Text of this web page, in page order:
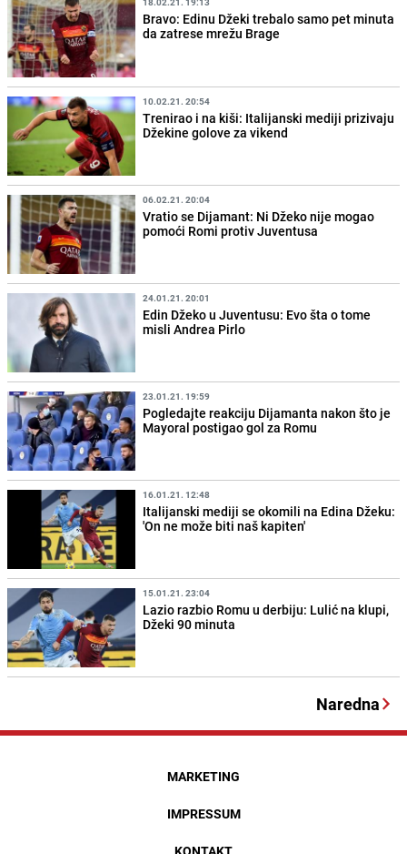
Bravo: Edinu Džeki trebalo samo pet minuta
da zatrese mrežu Brage
10.02.21. 20:54
Trenirao i na kiši: Italijanski mediji prizivaju
Džekine golove za vikend
06.02.21. 20:04
Vratio se Dijamant: Ni Džeko nije mogao
pomoći Romi protiv Juventusa
24.01.21. 20:01
Edin Džeko u Juventusu: Evo šta o tome
misli Andrea Pirlo
23.01.21. 19:59
Pogledajte reakciju Dijamanta nakon što je
Mayoral postigao gol za Romu
16.01.21. 12:48
Italijanski mediji se okomili na Edina Džeku:
'On ne može biti naš kapiten'
15.01.21. 23:04
Lazio razbio Romu u derbiju: Lulić na klupi,
Džeki 90 minuta
Naredna
MARKETING
IMPRESSUM